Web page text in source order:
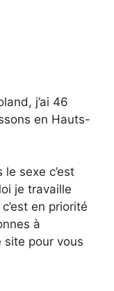
j’ai 46
en Hauts-
le sexe c’est
je travaille
en priorité
à
site pour vous